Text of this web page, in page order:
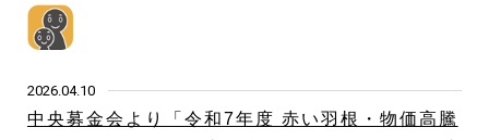
2026.04.10
中央募金会より「令和7年度 赤い羽根・物価高騰